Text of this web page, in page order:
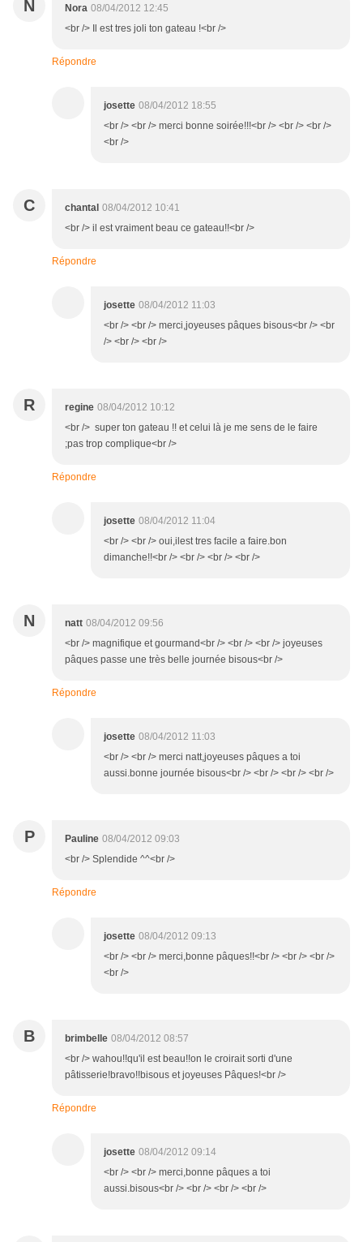
N Nora 08/04/2012 12:45
<br /> Il est tres joli ton gateau !<br />
Répondre
josette 08/04/2012 18:55
<br /> <br /> merci bonne soirée!!!<br /> <br /> <br />
<br />
C chantal 08/04/2012 10:41
<br /> il est vraiment beau ce gateau!!<br />
Répondre
josette 08/04/2012 11:03
<br /> <br /> merci,joyeuses pâques bisous<br /> <br
/> <br /> <br />
R regine 08/04/2012 10:12
<br /> super ton gateau !! et celui là je me sens de le faire
;pas trop complique<br />
Répondre
josette 08/04/2012 11:04
<br /> <br /> oui,ilest tres facile a faire.bon
dimanche!!<br /> <br /> <br /> <br />
N natt 08/04/2012 09:56
<br /> magnifique et gourmand<br /> <br /> <br /> joyeuses
pâques passe une très belle journée bisous<br />
Répondre
josette 08/04/2012 11:03
<br /> <br /> merci natt,joyeuses pâques a toi
aussi.bonne journée bisous<br /> <br /> <br /> <br />
P Pauline 08/04/2012 09:03
<br /> Splendide ^^<br />
Répondre
josette 08/04/2012 09:13
<br /> <br /> merci,bonne pâques!!<br /> <br /> <br />
<br />
B brimbelle 08/04/2012 08:57
<br /> wahou!!qu'il est beau!!on le croirait sorti d'une
pâtisserie!bravo!!bisous et joyeuses Pâques!<br />
Répondre
josette 08/04/2012 09:14
<br /> <br /> merci,bonne pâques a toi
aussi.bisous<br /> <br /> <br /> <br />